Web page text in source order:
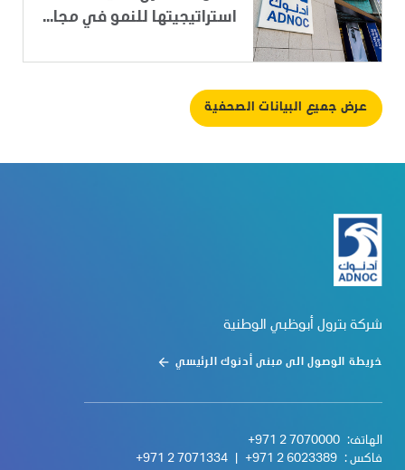
استراتيجيتها للنمو في مجا...
عرض جميع البيانات الصحفية
شركة بترول أبوظبي الوطنية
خريطة الوصول الى مبنى أدنوك الرئيسي
الهاتف: +971 2 7070000
فاكس : +971 2 6023389
+971 2 7071334